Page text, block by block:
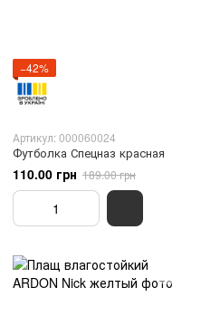
−42%
Артикул: 000060024
Футболка Спецназ красная
110.00 грн 189.00 грн